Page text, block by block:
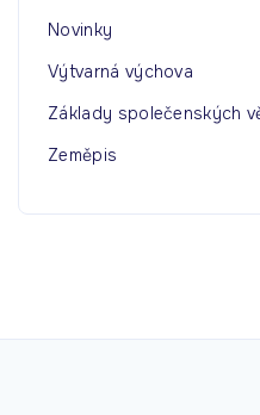
Novinky
Výtvarná výchova
Základy společenských
Zeměpis